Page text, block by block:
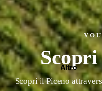
Altro
Scopri il Piceno